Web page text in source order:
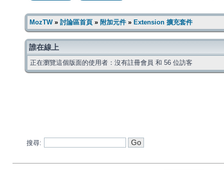
MozTW» 討論區首頁 » 附加元件 » Extension 擴充套件
誰在線上
正在瀏覽這個版面的使用者：沒有註冊會員 和 56 位訪客
搜尋: